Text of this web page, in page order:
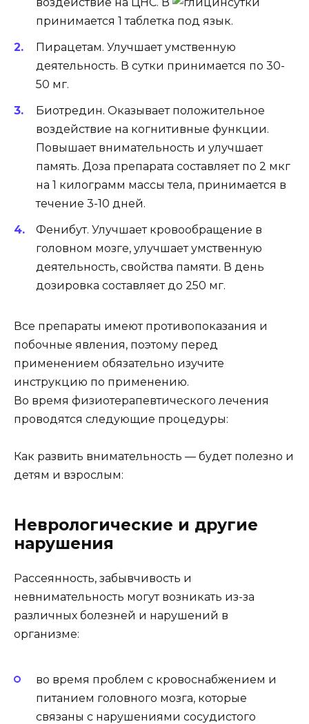
принимается 1 таблетка под язык.
Пирацетам. Улучшает умственную
деятельность. В сутки принимается по 30-
50 мг.
Биотредин. Оказывает положительное
воздействие на когнитивные функции.
Повышает внимательность и улучшает
память. Доза препарата составляет по 2 мкг
на 1 килограмм массы тела, принимается в
течение 3-10 дней.
Фенибут. Улучшает кровообращение в
головном мозге, улучшает умственную
деятельность, свойства памяти. В день
дозировка составляет до 250 мг.
Все препараты имеют противопоказания и
побочные явления, поэтому перед
применением обязательно изучите
инструкцию по применению.
Во время физиотерапевтического лечения
проводятся следующие процедуры:
Как развить внимательность — будет полезно и
детям и взрослым:
Неврологические и другие
нарушения
Рассеянность, забывчивость и
невнимательность могут возникать из-за
различных болезней и нарушений в
организме:
во время проблем с кровоснабжением и
питанием головного мозга, которые
связаны с нарушениями сосудистого